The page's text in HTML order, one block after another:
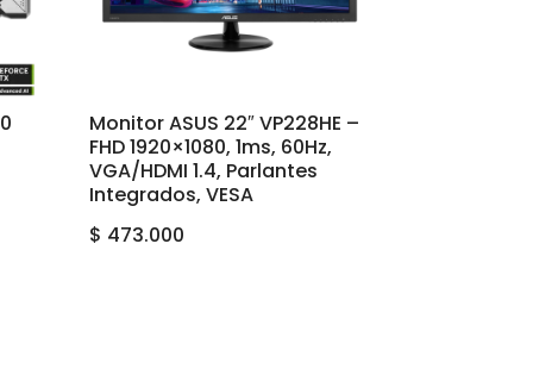
Monitor ASUS 22″ VP228HE –
FHD 1920×1080, 1ms, 60Hz,
VGA/HDMI 1.4, Parlantes
Integrados, VESA
$ 473.000